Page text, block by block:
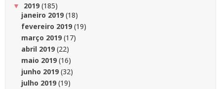
▼ 2019(185)
janeiro 2019(18)
fevereiro 2019(19)
março 2019(17)
abril 2019(22)
maio 2019(16)
junho 2019(32)
julho 2019(19)